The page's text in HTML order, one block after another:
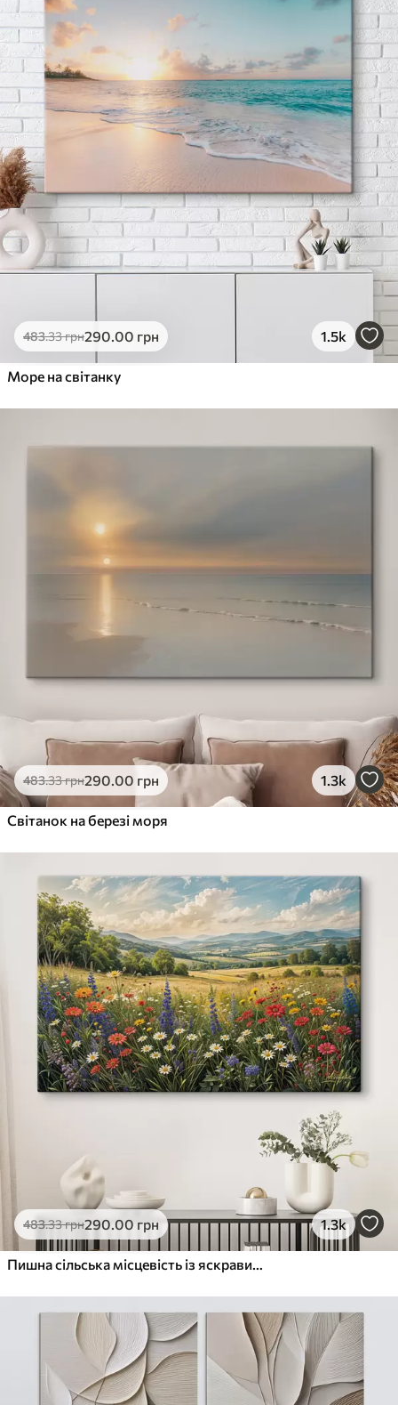
483.33грн290.00 грн 1.5k
Море на світанку
483.33грн290.00 грн 1.3k
Світанок на березі моря
483.33грн290.00 грн 1.3k
Пишна сільська місцевість із яскравим лугом диких квітів, наповненим різнокольоровими квітами під хмарним небом